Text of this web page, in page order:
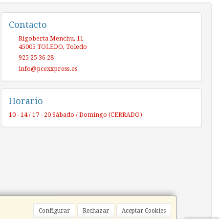
Configurar Rechazar Aceptar Cookies
Contacto
Rigoberta Menchu, 11
45005 TOLEDO, Toledo
925 25 36 28
info@pcexxpress.es
Horario
10 - 14 / 17 - 20 Sábado / Domingo (CERRADO)